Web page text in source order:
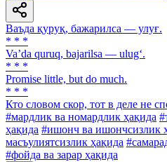
Ваъда қуруқ, бажарилса — улуғ.
* * *
Va’da quruq, bajarilsa — ulug‘.
* * *
Promise little, but do much.
* * *
Кто словом скор, тот в деле не
#мардлик ва номардлик ҳақида
ҳақида #ишонч ва ишончсизлик
масъулиятсизлик ҳақида
#фойда ва зарар ҳақида